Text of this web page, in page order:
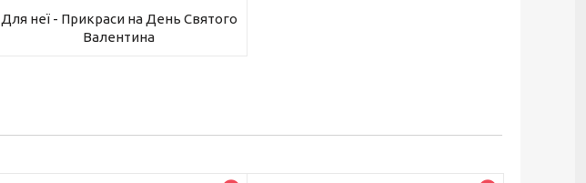
Для неї - Прикраси на День Святого
Валентина